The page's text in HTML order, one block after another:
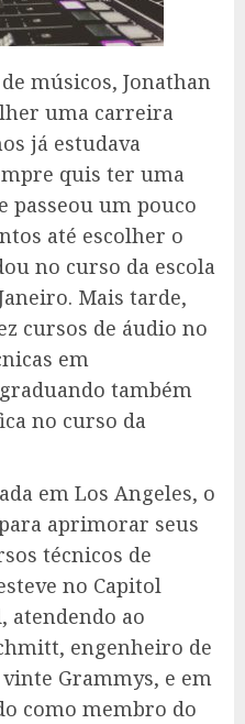
músicos, Jonathan
uma carreira
já estudava
quis ter uma
passeou um pouco
até escolher o
no curso da escola
Mais tarde,
cursos de áudio no
em
também
no curso da
em Los Angeles, o
aprimorar seus
técnicos de
no Capitol
atendendo ao
engenheiro de
Grammys, e em
como membro do